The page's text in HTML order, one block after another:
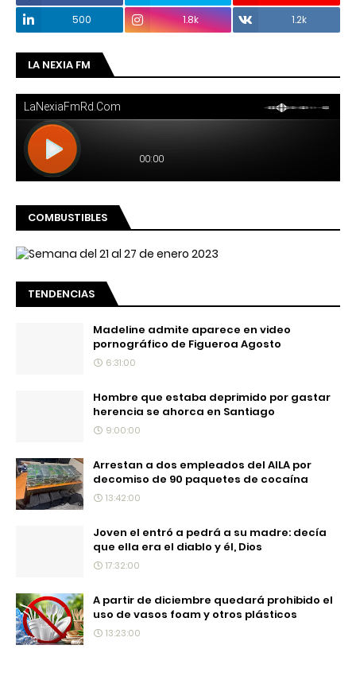
500
1.8k 1.2k
LA NEXIA FM
COMBUSTIBLES
TENDENCIAS
Madeline admite aparece en video
pornográfico de Figueroa Agosto
6:31:00
Hombre que estaba deprimido por gastar
herencia se ahorca en Santiago
9:00:00
Arrestan a dos empleados del AILA por
decomiso de 90 paquetes de cocaína
13:42:00
Joven el entró a pedrá a su madre: decía
que ella era el diablo y él, Dios
17:32:00
A partir de diciembre quedará prohibido el
uso de vasos foam y otros plásticos
13:23:00